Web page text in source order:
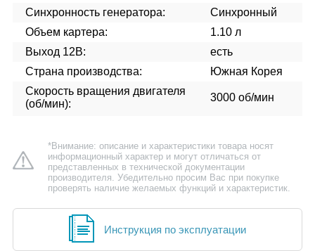
Синхронность генератора:
Синхронный
Объем картера:
1.10 л
Выход 12В:
есть
Страна производства:
Южная Корея
Скорость вращения двигателя
(об/мин):
3000 об/мин
*Внимание: описание и характеристики товара носят
информационный характер и могут отличаться от
представленных в технической документации
производителя. Убедительно просим Вас при покупке
проверять наличие желаемых функций и характеристик.
Инструкция по эксплуатации